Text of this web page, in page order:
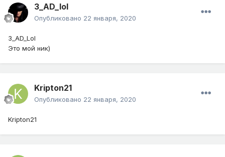
3_AD_lol
Опубликовано 22 января, 2020
3_AD_Lol
Это мой ник)
Kripton21
Опубликовано 22 января, 2020
Kripton21